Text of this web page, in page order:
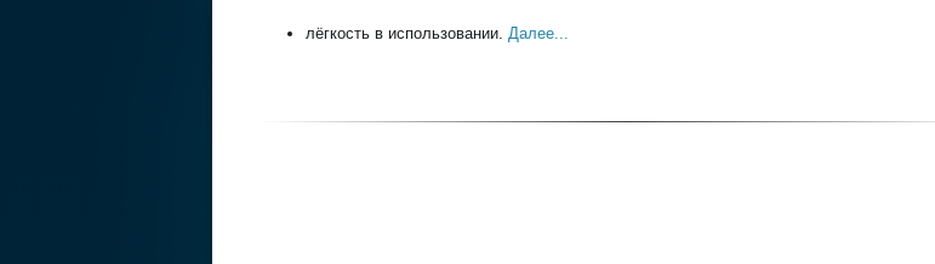
лёгкость в использовании. Далее...